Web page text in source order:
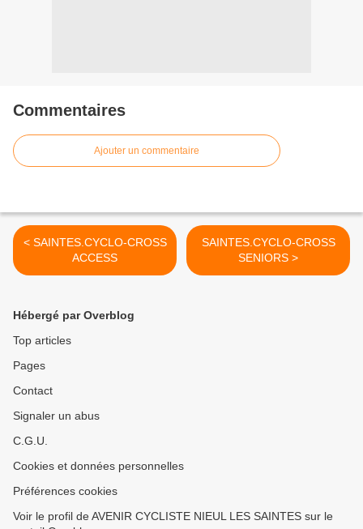
Commentaires
Ajouter un commentaire
< SAINTES.CYCLO-CROSS
ACCESS
SAINTES.CYCLO-CROSS
SENIORS >
Hébergé par Overblog
Top articles
Pages
Contact
Signaler un abus
C.G.U.
Cookies et données personnelles
Préférences cookies
Voir le profil de AVENIR CYCLISTE NIEUL LES SAINTES sur le